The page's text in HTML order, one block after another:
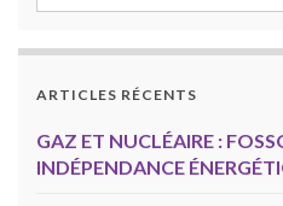
ARTICLES RÉCENTS
GAZ ET NUCLÉAIRE :
INDÉPENDANCE